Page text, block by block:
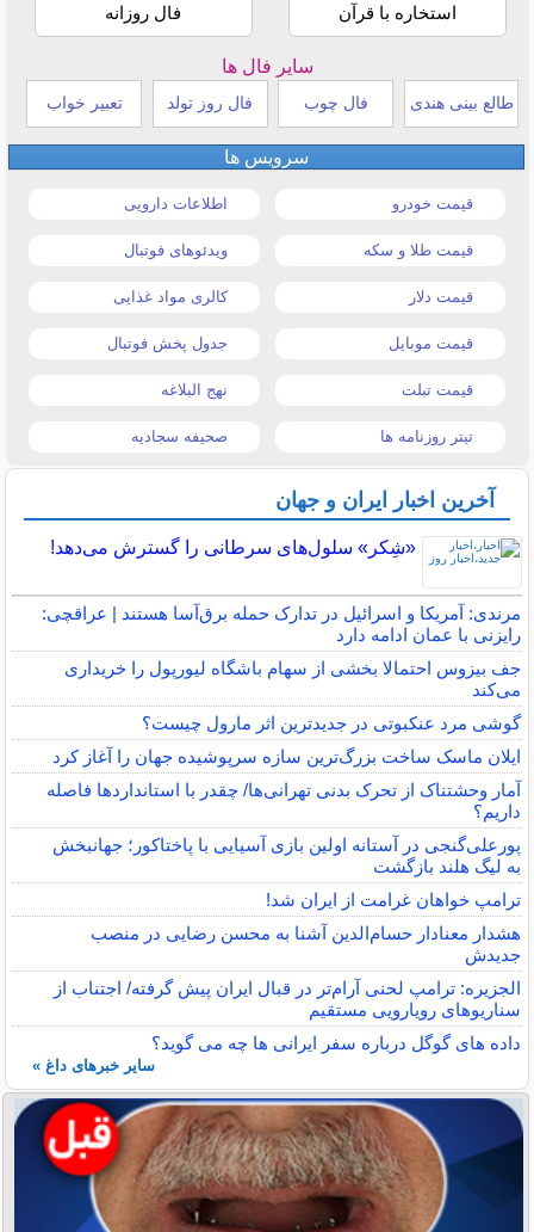
استخاره با قرآن فال روزانه
سایر فال ها
طالع بینی هندی فال چوب فال روز تولد تعبیر خواب
سرویس ها
قیمت خودرو اطلاعات دارویی
قیمت طلا و سکه ویدئوهای فوتبال
قیمت دلار کالری مواد غذایی
قیمت موبایل جدول پخش فوتبال
قیمت تبلت نهج البلاغه
تیتر روزنامه ها صحیفه سجادیه
آخرین اخبار ایران و جهان
«شِکر» سلول‌های سرطانی را گسترش می‌دهد!
مرندی: آمریکا و اسرائیل در تدارک حمله برق‌آسا هستند | عراقچی:
رایزنی با عمان ادامه دارد
جف بیزوس احتمالا بخشی از سهام باشگاه لیورپول را خریداری
می‌کند
گوشی مرد عنکبوتی در جدیدترین اثر مارول چیست؟
ایلان ماسک ساخت بزرگ‌ترین سازه سرپوشیده جهان را آغاز کرد
آمار وحشتناک از تحرک بدنی تهرانی‌ها/ چقدر با استانداردها فاصله
داریم؟
پورعلی‌گنجی در آستانه اولین بازی آسیایی با پاختاکور؛ جهانبخش
به لیگ هلند بازگشت
ترامپ خواهان غرامت از ایران شد!
هشدار معنادار حسام‌الدین آشنا به محسن رضایی در منصب
جدیدش
الجزیره: ترامپ لحنی آرام‌تر در قبال ایران پیش گرفته/ اجتناب از
سناریوهای رویارویی مستقیم
داده‌ های گوگل درباره سفر ایرانی ‌ها چه می ‌گوید؟
سایر خبرهای داغ »